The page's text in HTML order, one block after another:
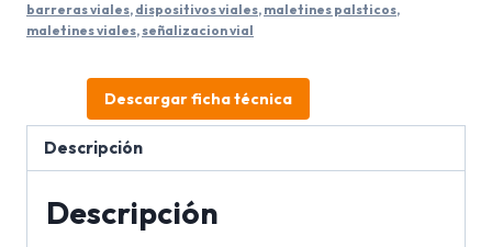
barreras viales, dispositivos viales, maletines palsticos,
maletines viales, señalizacion vial
Descargar ficha técnica
Descripción
Descripción